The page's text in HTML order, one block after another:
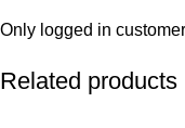
Only logged in
Related products